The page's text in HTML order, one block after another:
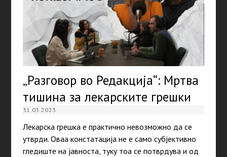
„Разговор во Редакција“: Мртва
тишина за лекарските грешки
31.03.2023
Лекарска грешка е практично невозможно да се
утврди. Оваа констатација не е само субјективно
гледиште на јавноста, туку тоа се потврдува и од